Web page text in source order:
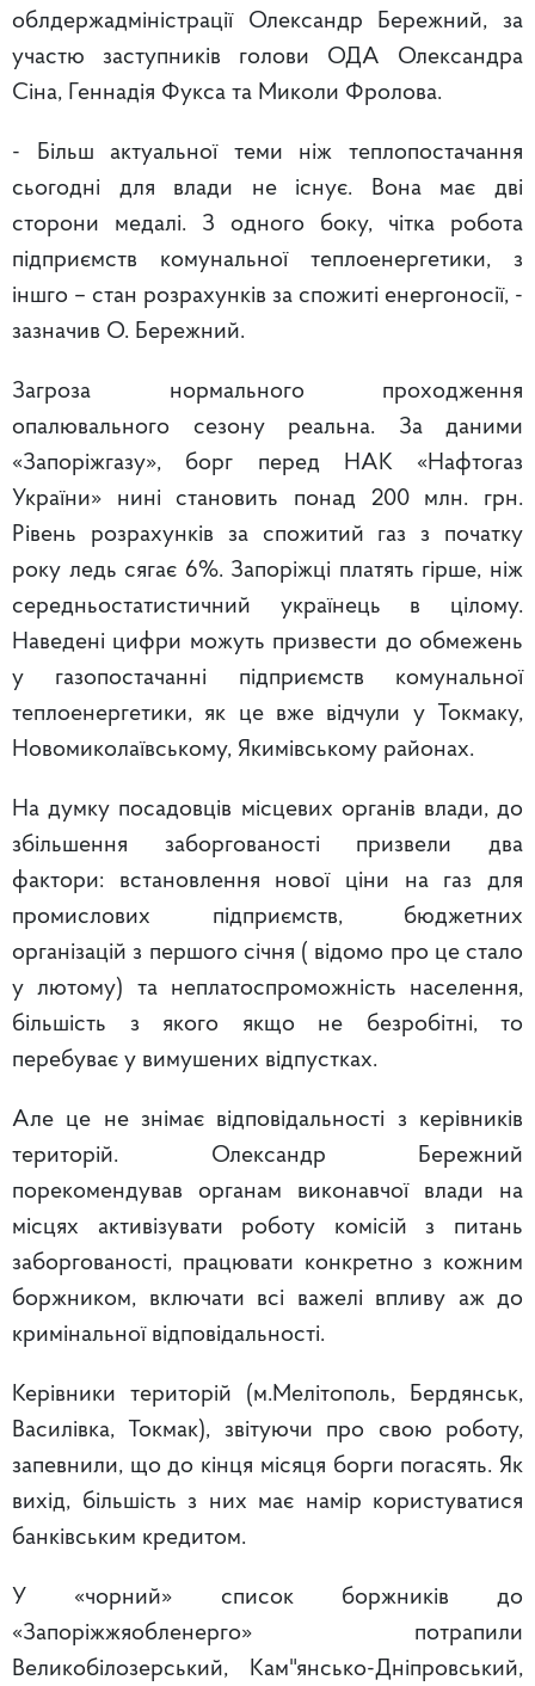
облдержадміністрації Олександр Бережний, за
участю заступників голови ОДА Олександра
Сіна, Геннадія Фукса та Миколи Фролова.
- Більш актуальної теми ніж теплопостачання
сьогодні для влади не існує. Вона має дві
сторони медалі. З одного боку, чітка робота
підприємств комунальної теплоенергетики, з
іншго – стан розрахунків за спожиті енергоносії, -
зазначив О. Бережний.
Загроза нормального проходження
опалювального сезону реальна. За даними
«Запоріжгазу», борг перед НАК «Нафтогаз
України» нині становить понад 200 млн. грн.
Рівень розрахунків за спожитий газ з початку
року ледь сягає 6%. Запоріжці платять гірше, ніж
середньостатистичний українець в цілому.
Наведені цифри можуть призвести до обмежень
у газопостачанні підприємств комунальної
теплоенергетики, як це вже відчули у Токмаку,
Новомиколаївському, Якимівському районах.
На думку посадовців місцевих органів влади, до
збільшення заборгованості призвели два
фактори: встановлення нової ціни на газ для
промислових підприємств, бюджетних
організацій з першого січня ( відомо про це стало
у лютому) та неплатоспроможність населення,
більшість з якого якщо не безробітні, то
перебуває у вимушених відпустках.
Але це не знімає відповідальності з керівників
територій. Олександр Бережний
порекомендував органам виконавчої влади на
місцях активізувати роботу комісій з питань
заборгованості, працювати конкретно з кожним
боржником, включати всі важелі впливу аж до
кримінальної відповідальності.
Керівники територій (м.Мелітополь, Бердянськ,
Василівка, Токмак), звітуючи про свою роботу,
запевнили, що до кінця місяця борги погасять. Як
вихід, більшість з них має намір користуватися
банківським кредитом.
У «чорний» список боржників до
«Запоріжжяобленерго» потрапили
Великобілозерський, Кам"янсько-Дніпровський,